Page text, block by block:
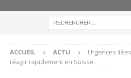
ACCUEIL ACTU
Urgences
réagir rapidement en Suisse